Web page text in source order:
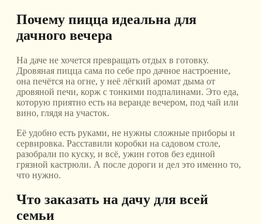
Почему пицца идеальна для
дачного вечера
На даче не хочется превращать отдых в готовку.
Дровяная пицца сама по себе про дачное настроение,
она печётся на огне, у неё лёгкий аромат дыма от
дровяной печи, корж с тонкими подпалинами. Это еда,
которую приятно есть на веранде вечером, под чай или
вино, глядя на участок.
Её удобно есть руками, не нужны сложные приборы и
сервировка. Расставили коробки на садовом столе,
разобрали по куску, и всё, ужин готов без единой
грязной кастрюли. А после дороги и дел это именно то,
что нужно.
Что заказать на дачу для всей
семьи